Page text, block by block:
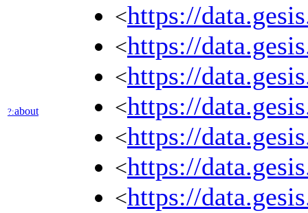
?:about
<https://
<https://
<https://
<https://
<https://
<https://
<https://